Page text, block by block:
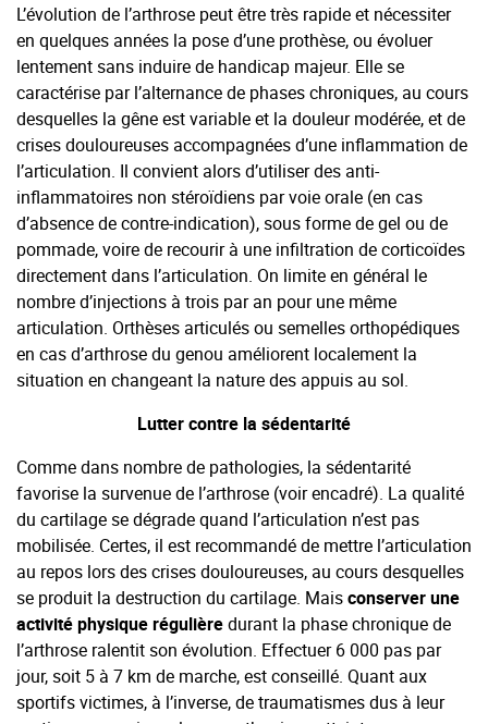
L’évolution de l’arthrose peut être très rapide et nécessiter
en quelques années la pose d’une prothèse, ou évoluer
lentement sans induire de handicap majeur. Elle se
caractérise par l’alternance de phases chroniques, au cours
desquelles la gêne est variable et la douleur modérée, et de
crises douloureuses accompagnées d’une inflammation de
l’articulation. Il convient alors d’utiliser des anti-
inflammatoires non stéroïdiens par voie orale (en cas
d’absence de contre-indication), sous forme de gel ou de
pommade, voire de recourir à une infiltration de corticoïdes
directement dans l’articulation. On limite en général le
nombre d’injections à trois par an pour une même
articulation. Orthèses articulés ou semelles orthopédiques
en cas d’arthrose du genou améliorent localement la
situation en changeant la nature des appuis au sol.
Lutter contre la sédentarité
Comme dans nombre de pathologies, la sédentarité
favorise la survenue de l’arthrose (voir encadré). La qualité
du cartilage se dégrade quand l’articulation n’est pas
mobilisée. Certes, il est recommandé de mettre l’articulation
au repos lors des crises douloureuses, au cours desquelles
se produit la destruction du cartilage. Maisconserver une
activité physique régulièredurant la phase chronique de
l’arthrose ralentit son évolution. Effectuer 6 000 pas par
jour, soit 5 à 7 km de marche, est conseillé. Quant aux
sportifs victimes, à l’inverse, de traumatismes dus à leur